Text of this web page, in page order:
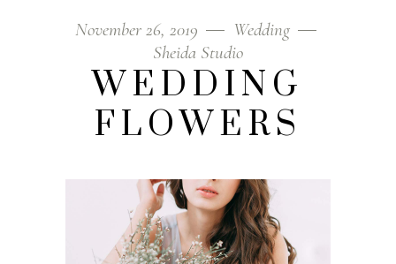
November 26, 2019
Wedding
Sheida Studio
WEDDING
FLOWERS